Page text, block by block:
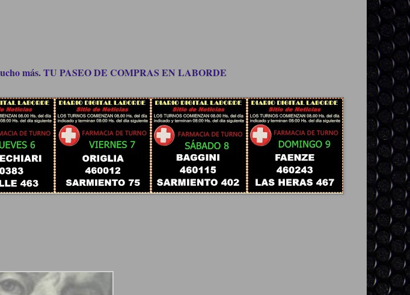
más. TU PASEO DE COMPRAS EN LABORDE